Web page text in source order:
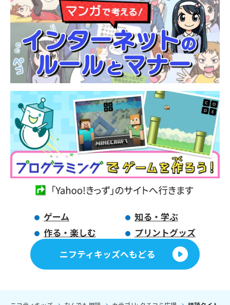
ゲーム
知る・学ぶ
作る・楽しむ
プリントグッズ
ニフティキッズへもどる